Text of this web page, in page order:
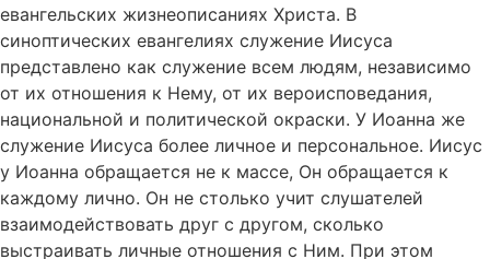
евангельских жизнеописаниях Христа. В
синоптических евангелиях служение Иисуса
представлено как служение всем людям, независимо
от их отношения к Нему, от их вероисповедания,
национальной и политической окраски. У Иоанна же
служение Иисуса более личное и персональное. Иисус
у Иоанна обращается не к массе, Он обращается к
каждому лично. Он не столько учит слушателей
взаимодействовать друг с другом, сколько
выстраивать личные отношения с Ним. При этом